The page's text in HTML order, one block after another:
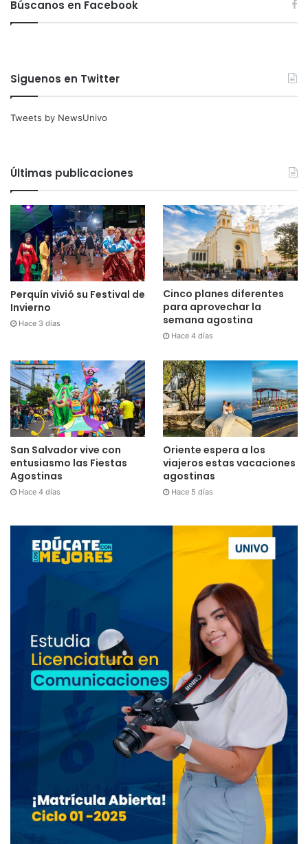
Búscanos en Facebook
Siguenos en Twitter
Tweets by NewsUnivo
Últimas publicaciones
Perquín vivió su Festival de
Invierno
Hace 3 días
Cinco planes diferentes
para aprovechar la
semana agostina
Hace 4 días
San Salvador vive con
entusiasmo las Fiestas
Agostinas
Hace 4 días
Oriente espera a los
viajeros estas vacaciones
agostinas
Hace 5 días